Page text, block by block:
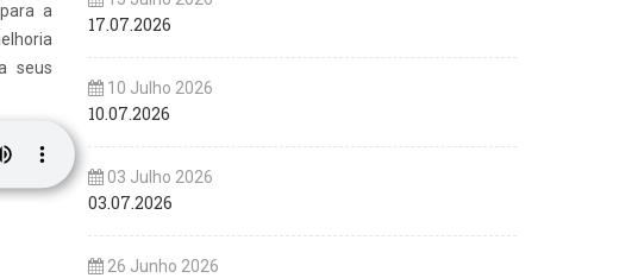
a
seus
17.07.2026
10 Julho 2026
10.07.2026
03 Julho 2026
03.07.2026
26 Junho 2026